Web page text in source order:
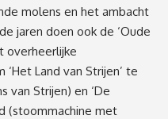
molens en het ambacht
jaren doen ook de ‘Oude
overheerlijke
Land van Strijen’ te
van Strijen) en ‘De
(stoommachine met